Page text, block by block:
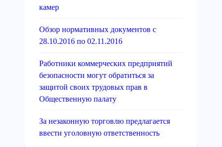
камер
Обзор нормативных документов с
28.10.2016 по 02.11.2016
Работники коммерческих предприятий
безопасности могут обратиться за
защитой своих трудовых прав в
Общественную палату
За незаконную торговлю предлагается
ввести уголовную ответственность